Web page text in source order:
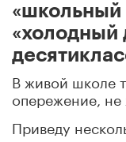
«школьный
«холодный
В живой школе
опережение, не
Приведу